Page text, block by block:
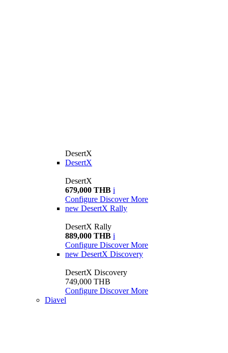
DesertX
DesertX
DesertX
679,000 THB i
Configure Discover More
new DesertX Rally
DesertX Rally
889,000 THB i
Configure Discover More
new DesertX Discovery
DesertX Discovery
749,000 THB
Configure Discover More
Diavel